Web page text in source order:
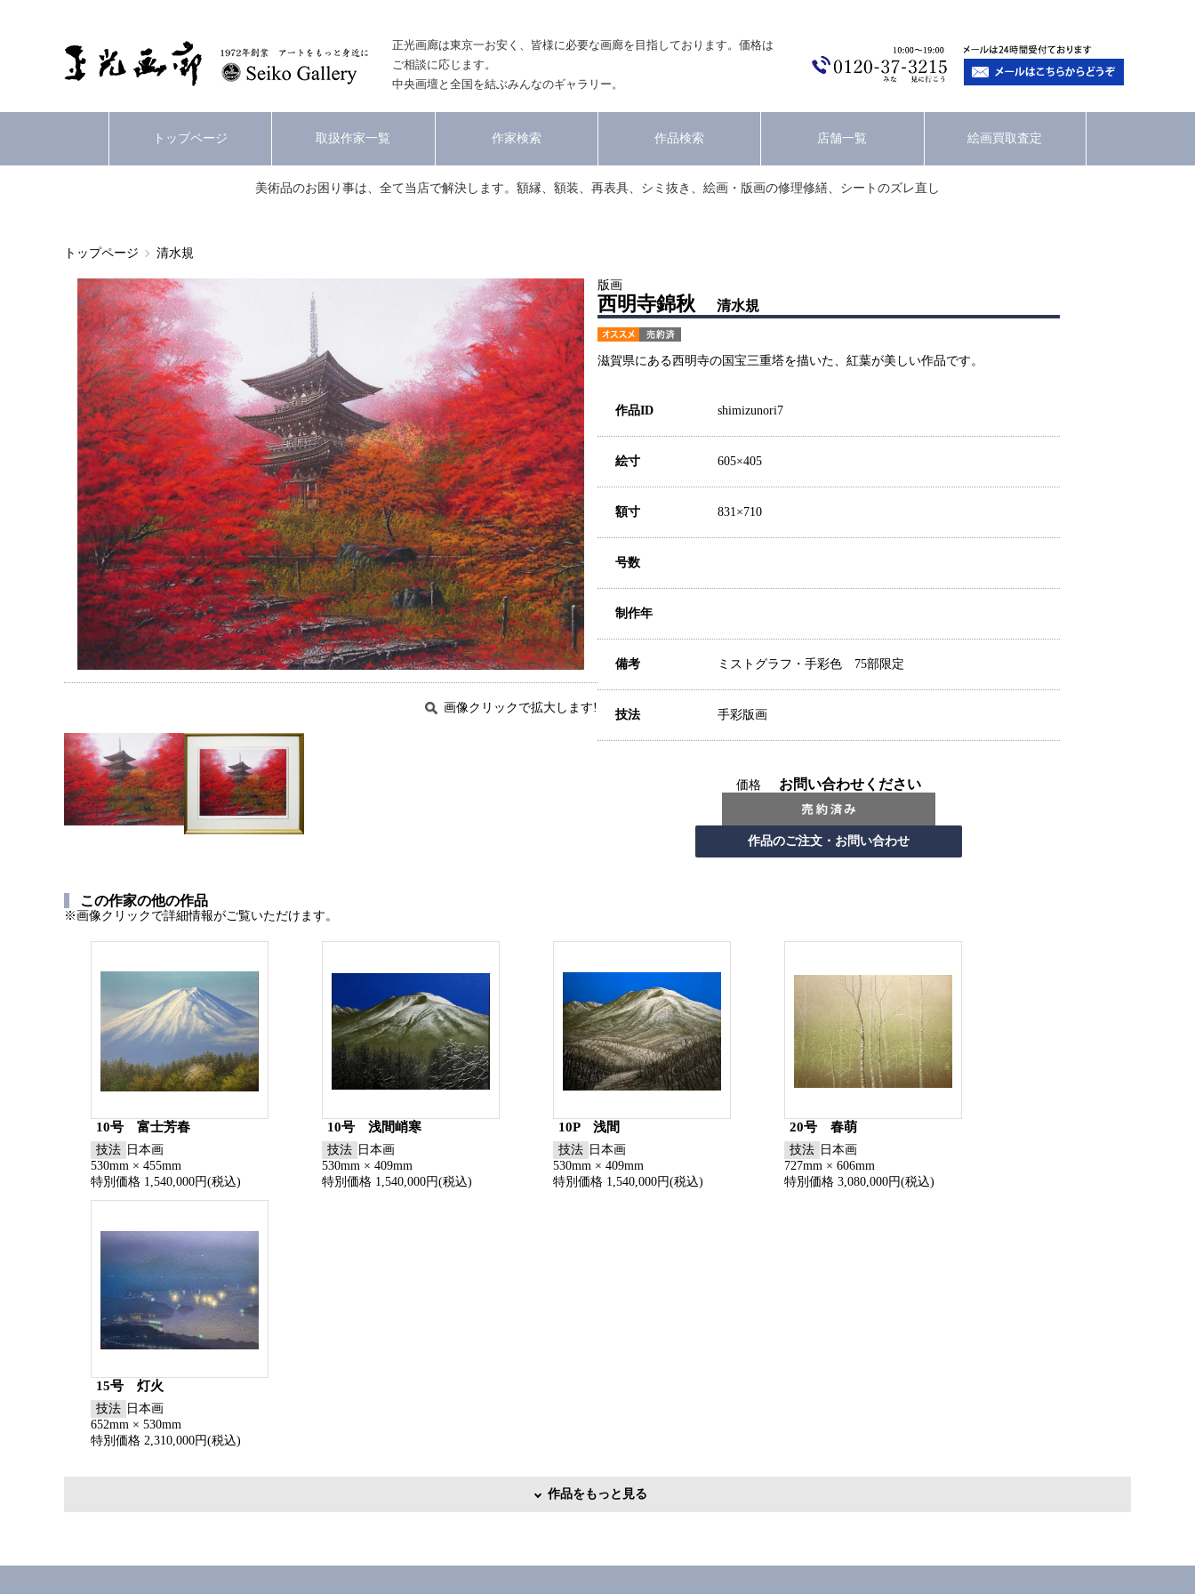
正光画廊は東京一お安く、皆様に必要な画廊を目指しております。価格は
ご相談に応じます。
中央画壇と全国を結ぶみんなのギャラリー。
トップページ 取扱作家一覧 作家検索 作品検索 店舗一覧 絵画買取査定
美術品のお困り事は、全て当店で解決します。額縁、額装、再表具、シミ抜き、絵画・版画の修理修繕、シートのズレ直し
トップページ 清水規
画像クリックで拡大します!
版画
西明寺錦秋 清水規
滋賀県にある西明寺の国宝三重塔を描いた、紅葉が美しい作品です。
作品ID shimizunori7
絵寸 605×405
額寸 831×710
号数
制作年
備考 ミストグラフ・手彩色 75部限定
技法 手彩版画
価格 お問い合わせください
この作家の他の作品
※画像クリックで詳細情報がご覧いただけます。
10号 富士芳春
技法 日本画
530mm × 455mm
特別価格 1,540,000円(税込)
10号 浅間峭寒
技法 日本画
530mm × 409mm
特別価格 1,540,000円(税込)
10P 浅間
技法 日本画
530mm × 409mm
特別価格 1,540,000円(税込)
20号 春萌
技法 日本画
727mm × 606mm
特別価格 3,080,000円(税込)
15号 灯火
技法 日本画
652mm × 530mm
特別価格 2,310,000円(税込)
作品をもっと見る